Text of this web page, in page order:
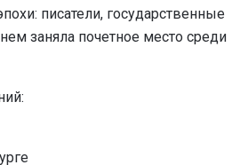
писатели, государственные
заняла почетное место среди